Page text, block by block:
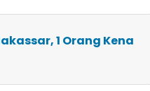
1 Orang Kena